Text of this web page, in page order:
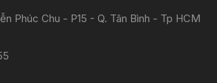
Phúc Chu - P15 - Q. Tân Bình - Tp HCM